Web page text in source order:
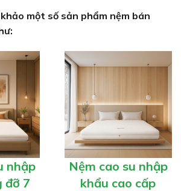
một số sản phẩm nệm bán
nhập
đỡ 7
Nệm cao su nhập
khẩu cao cấp